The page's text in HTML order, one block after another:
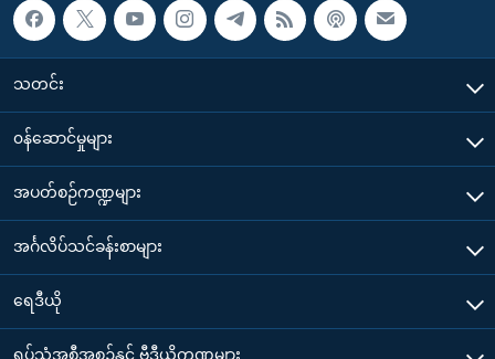
သတင်း
၀န်ဆောင်မှုများ
အပတ်စဉ်ကဏ္ဍများ
အင်္ဂလိပ်သင်ခန်းစာများ
ရေဒီယို
ရုပ်သံအစီအစဉ်နှင့် ဗွီဒီယိုကဏ္ဍများ